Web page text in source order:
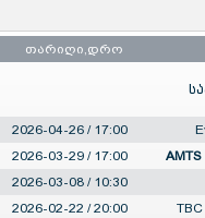
თარიღი,დრო
2026-04-26 / 17:00
2026-03-29 / 17:00 AMTS
2026-03-08 / 10:30
2026-02-22 / 20:00